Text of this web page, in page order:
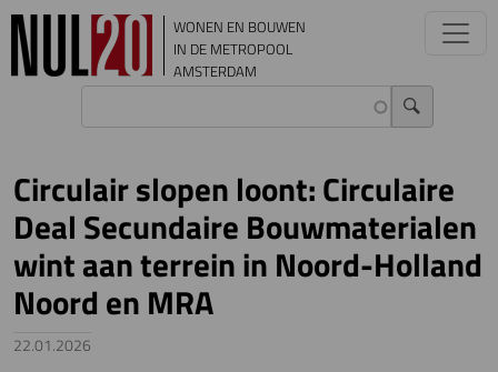
Overslaan en naar de inhoud gaan
WONEN EN BOUWEN
IN DE METROPOOL
AMSTERDAM
Circulair slopen loont: Circulaire
Deal Secundaire Bouwmaterialen
wint aan terrein in Noord-Holland
Noord en MRA
22.01.2026